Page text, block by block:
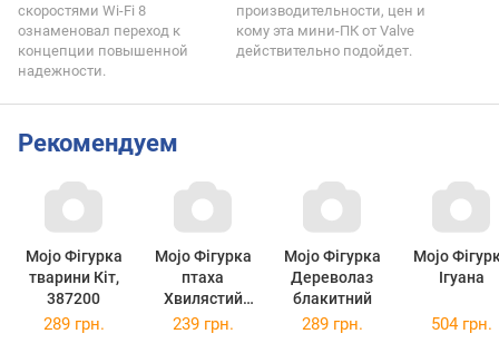
скоростями Wi-Fi 8
ознаменовал переход к
концепции повышенной
надежности.
производительности, цен и
кому эта мини-ПК от Valve
действительно подойдет.
Рекомендуем
Mojo Фігурка
тварини Кіт,
387200
Mojo Фігурка
птаха
Хвилястий
папуга синій,
Mojo Фігурка
Дереволаз
блакитний
Mojo
Ігуана
289 грн. 239 грн. 289 грн. 504 грн.